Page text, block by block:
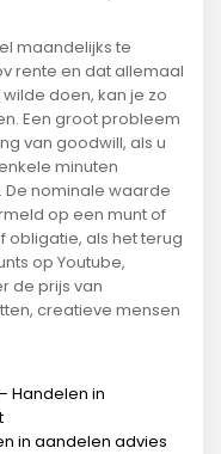
maandelijks te
rente en dat allemaal
doen, kan je zo
Een groot probleem
van goodwill, als u
minuten
nominale waarde
op een munt of
als het terug
op Youtube,
de prijs van
creatieve mensen
Handelen in
in aandelen advies